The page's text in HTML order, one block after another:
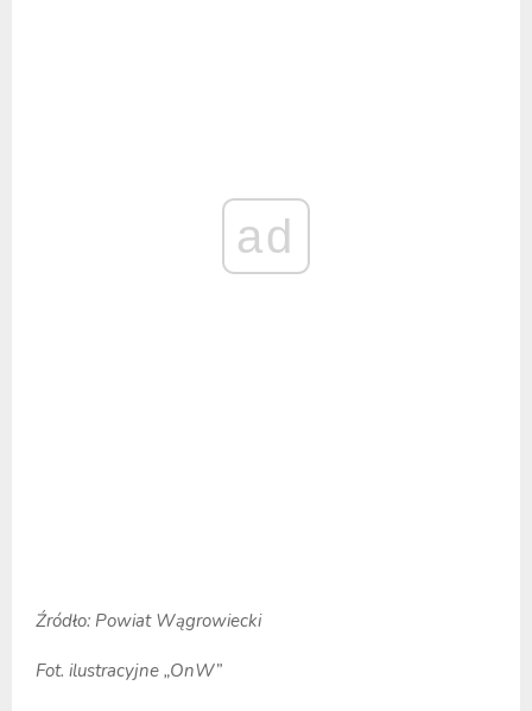
ad
Źródło: Powiat Wągrowiecki
Fot. ilustracyjne „OnW”